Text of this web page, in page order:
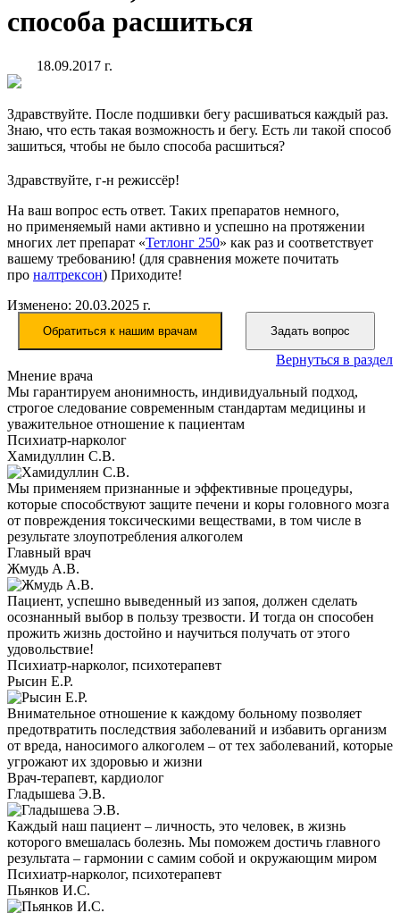
способа расшиться
18.09.2017 г.
Здравствуйте. После подшивки бегу расшиваться каждый раз.
Знаю, что есть такая возможность и бегу. Есть ли такой способ
зашиться, чтобы не было способа расшиться?
Здравствуйте, г-н режиссёр!
На ваш вопрос есть ответ. Таких препаратов немного,
но применяемый нами активно и успешно на протяжении
многих лет препарат «Тетлонг 250» как раз и соответствует
вашему требованию! (для сравнения можете почитать
про налтрексон) Приходите!
Изменено: 20.03.2025 г.
Обратиться к нашим врачам Задать вопрос
Вернуться в раздел
Мнение врача
Мы гарантируем анонимность, индивидуальный подход,
строгое следование современным стандартам медицины и
уважительное отношение к пациентам
Психиатр-нарколог
Хамидуллин С.В.
Мы применяем признанные и эффективные процедуры,
которые способствуют защите печени и коры головного мозга
от повреждения токсическими веществами, в том числе в
результате злоупотребления алкоголем
Главный врач
Жмудь А.В.
Пациент, успешно выведенный из запоя, должен сделать
осознанный выбор в пользу трезвости. И тогда он способен
прожить жизнь достойно и научиться получать от этого
удовольствие!
Психиатр-нарколог, психотерапевт
Рысин Е.Р.
Внимательное отношение к каждому больному позволяет
предотвратить последствия заболеваний и избавить организм
от вреда, наносимого алкоголем – от тех заболеваний, которые
угрожают их здоровью и жизни
Врач-терапевт, кардиолог
Гладышева Э.В.
Каждый наш пациент – личность, это человек, в жизнь
которого вмешалась болезнь. Мы поможем достичь главного
результата – гармонии с самим собой и окружающим миром
Психиатр-нарколог, психотерапевт
Пьянков И.С.